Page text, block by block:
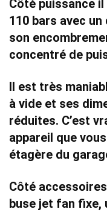
Côté puissance
110 bars avec
son
concentré de
Il est très
à vide et ses
réduites. C’est
appareil que
étagère du
Côté
buse jet fan fixe,